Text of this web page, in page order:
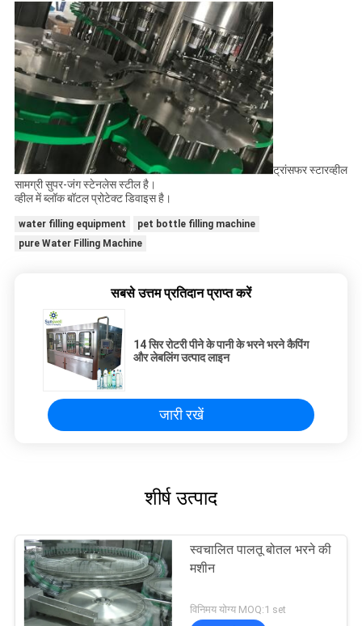
ट्रांसफर स्टारव्हील
सामग्री सुपर-जंग स्टेनलेस स्टील है।
व्हील में ब्लॉक बॉटल प्रोटेक्ट डिवाइस है।
water filling equipment
pet bottle filling machine
pure Water Filling Machine
सबसे उत्तम प्रतिदान प्राप्त करें
14 सिर रोटरी पीने के पानी के भरने भरने कैपिंग
और लेबलिंग उत्पाद लाइन
जारी रखें
शीर्ष उत्पाद
स्वचालित पालतू बोतल भरने की
मशीन
विनिमय योग्य MOQ:1 set